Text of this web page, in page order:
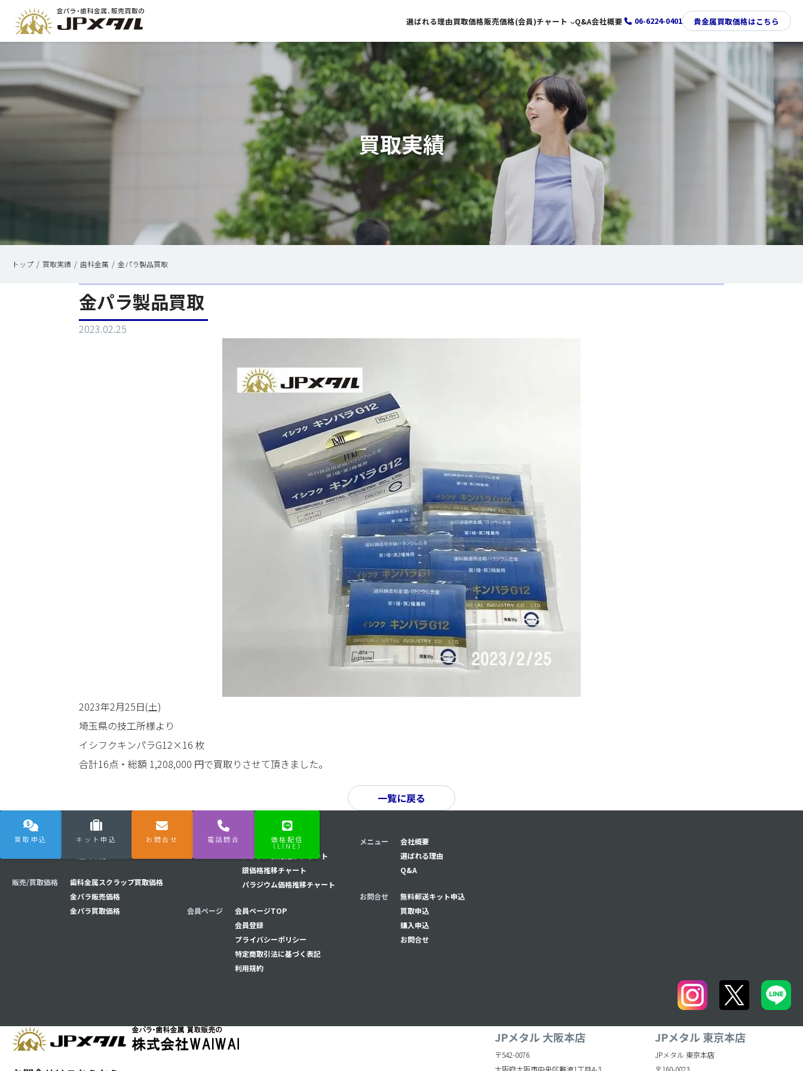
選ばれる理由買取価格販売価格(会員)チャート
金価格推移チャート
プラチナ価格推移チャート
銀価格推移チャート
パラジウム価格推移チャート
Q&A会社概要 06-6224-0401 貴金属買取価格はこちら
買取実績
トップ 買取実績 歯科金属 金パラ製品買取
金パラ製品買取
2023.02.25
2023年2月25日(土)
埼玉県の技工所様より
イシフクキンパラG12×16 枚
合計16点・総額 1,208,000 円で買取りさせて頂きました。
一覧に戻る
買取申込 キット申込 お問合せ 電話問合 価格配信
（LINE）
購入/買取の流れ
買取の流れ
販売/買取価格
歯科金属スクラップ買取価格
金パラ販売価格
金パラ買取価格
相場チャート
金価格推移チャート
プラチナ価格推移チャート
銀価格推移チャート
パラジウム価格推移チャート
会員ページ
会員ページTOP
会員登録
プライバシーポリシー
特定商取引法に基づく表記
利用規約
メニュー
会社概要
選ばれる理由
Q&A
お問合せ
無料郵送キット申込
買取申込
購入申込
お問合せ
JPメタル 大阪本店
〒542-0076
大阪府大阪市中央区難波1丁目4-3
JPメタル 東京本店
JPメタル 東京本店
〒160-0023